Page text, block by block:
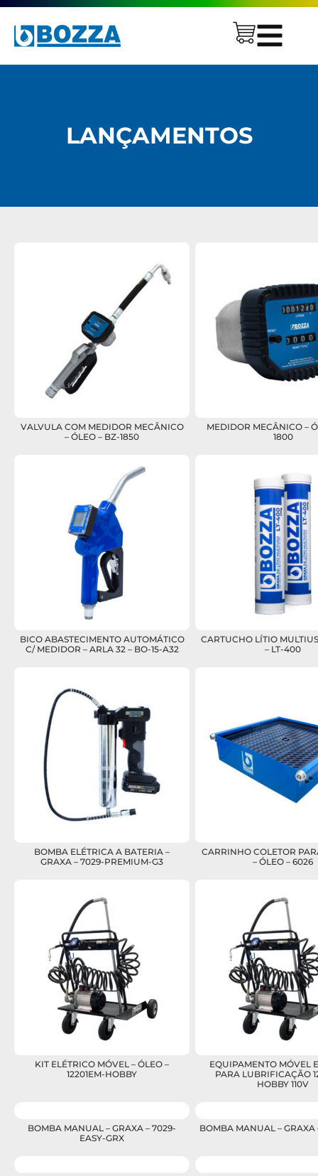
LANÇAMENTOS
VALVULA COM MEDIDOR MECÂNICO
– ÓLEO – BZ-1850
MEDIDOR MECÂNICO –
1800
BICO ABASTECIMENTO AUTOMÁTICO
C/ MEDIDOR – ARLA 32 – BO-15-A32
CARTUCHO LÍTIO
– LT-400
BOMBA ELÉTRICA A BATERIA –
GRAXA – 7029-PREMIUM-G3
CARRINHO COLETOR
– ÓLEO – 6026
KIT ELÉTRICO MÓVEL – ÓLEO –
12201EM-HOBBY
EQUIPAMENTO MÓVEL
PARA LUBRIFICAÇÃO
HOBBY 110V
BOMBA MANUAL – GRAXA – 7029-
EASY-GRX
BOMBA MANUAL – GRAXA